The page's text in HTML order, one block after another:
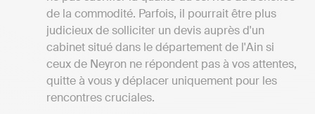
de la commodité. Parfois, il pourrait être plus
judicieux de solliciter un devis auprès d'un
cabinet situé dans le département de l'Ain si
ceux de Neyron ne répondent pas à vos attentes,
quitte à vous y déplacer uniquement pour les
rencontres cruciales.